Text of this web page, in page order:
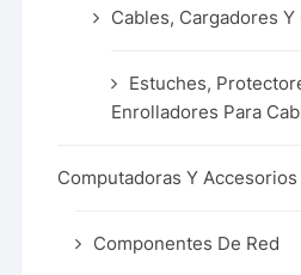
Cables, Cargadores
Estuches,
Enrolladores Para
Computadoras Y Accesorios
Componentes De Red